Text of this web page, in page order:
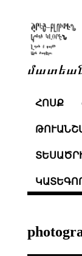
ՀՈՍՔ